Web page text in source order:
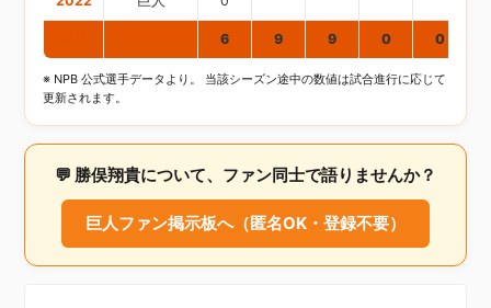
6 9 9 0 0
※ NPB 公式選手データより。 当該シーズン途中の数値は試合進行に応じて
更新されます。
💬 勝俣翔貴について、ファン同士で語りませんか？
巨人ファン掲示板へ（匿名OK・登録不要）